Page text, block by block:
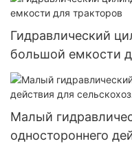
Гидравлический
большой емкости
Малый
одностороннего